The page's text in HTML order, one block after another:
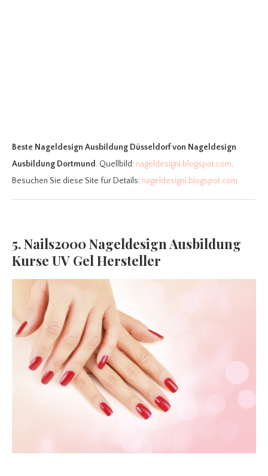
Beste Nageldesign Ausbildung Düsseldorfvon Nageldesign
Ausbildung Dortmund. Quellbild: nageldesigni.blogspot.com.
Besuchen Sie diese Site für Details: nageldesigni.blogspot.com
5. Nails2000 Nageldesign Ausbildung
Kurse UV Gel Hersteller